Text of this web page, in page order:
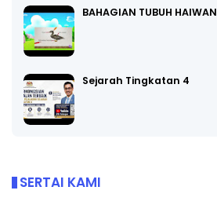
BAHAGIAN TUBUH HAIWAN
Sejarah Tingkatan 4
SERTAI KAMI